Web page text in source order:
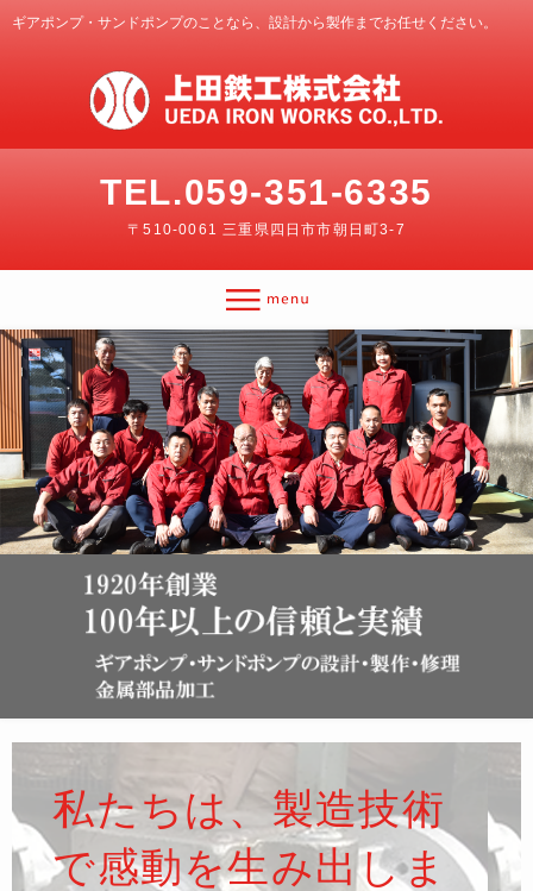
ギアポンプ・サンドポンプのことなら、設計から製作までお任せください。
TEL.059-351-6335
〒510-0061 三重県四日市市朝日町3-7
私たちは、製造技術
で感動を生み出しま